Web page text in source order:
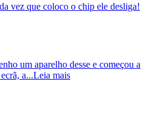
vez que coloco o chip ele desliga!
um aparelho desse e começou a
a...Leia mais